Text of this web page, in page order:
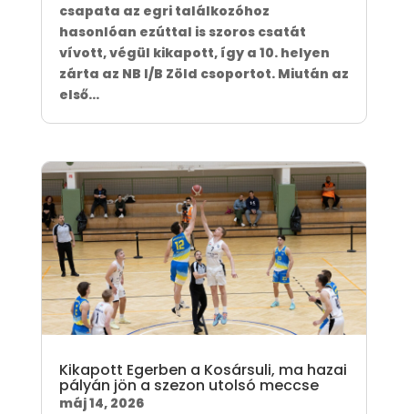
csapata az egri találkozóhoz
hasonlóan ezúttal is szoros csatát
vívott, végül kikapott, így a 10. helyen
zárta az NB I/B Zöld csoportot. Miután az
első...
Kikapott Egerben a Kosársuli, ma hazai
pályán jön a szezon utolsó meccse
máj 14, 2026